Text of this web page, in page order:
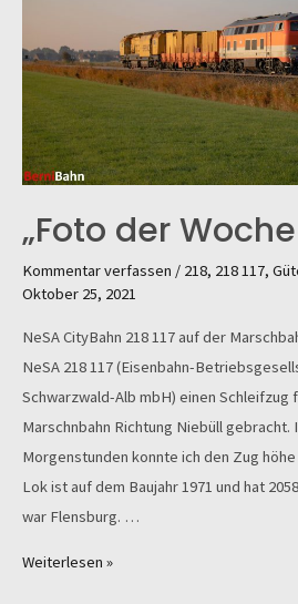
„Foto der Woche
Kommentar verfassen / 218, 218 117,
Oktober 25, 2021
NeSA CityBahn 218 117 auf der
NeSA 218 117 (Eisenbahn-
Schwarzwald-Alb mbH) einen
Marschnbahn Richtung Niebüll gebracht.
Morgenstunden konnte ich den Zug
Lok ist auf dem Baujahr 1971 und hat
war Flensburg. …
„Foto
Weiterlesen »